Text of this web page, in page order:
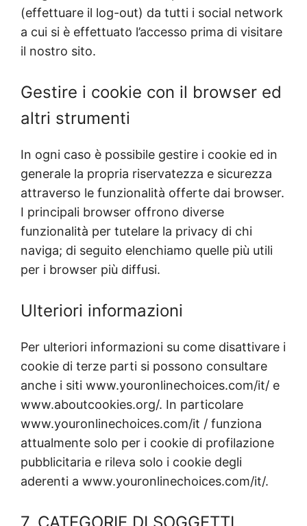
(effettuare il log-out) da tutti i social network
a cui si è effettuato l’accesso prima di visitare
il nostro sito.
Gestire i cookie con il browser ed
altri strumenti
In ogni caso è possibile gestire i cookie ed in
generale la propria riservatezza e sicurezza
attraverso le funzionalità offerte dai browser.
I principali browser offrono diverse
funzionalità per tutelare la privacy di chi
naviga; di seguito elenchiamo quelle più utili
per i browser più diffusi.
Ulteriori informazioni
Per ulteriori informazioni su come disattivare i
cookie di terze parti si possono consultare
anche i siti www.youronlinechoices.com/it/ e
www.aboutcookies.org/. In particolare
www.youronlinechoices.com/it / funziona
attualmente solo per i cookie di profilazione
pubblicitaria e rileva solo i cookie degli
aderenti a www.youronlinechoices.com/it/.